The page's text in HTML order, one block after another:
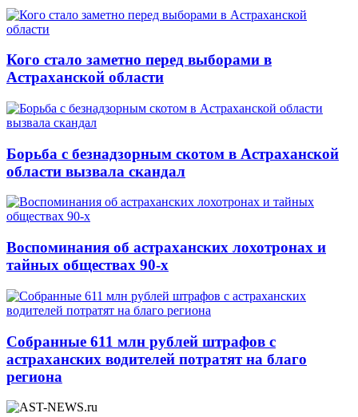
Кого стало заметно перед выборами в
Астраханской области
Борьба с безнадзорным скотом в Астраханской
области вызвала скандал
Воспоминания об астраханских лохотронах и
тайных обществах 90-х
Собранные 611 млн рублей штрафов с
астраханских водителей потратят на благо
региона